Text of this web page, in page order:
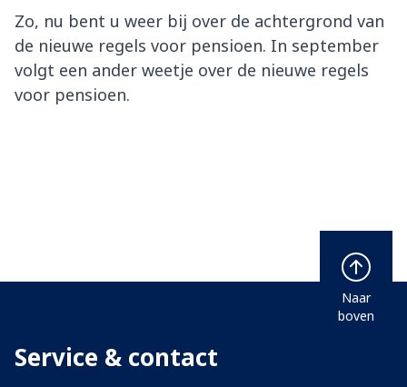
Zo, nu bent u weer bij over de achtergrond van
de nieuwe regels voor pensioen. In september
volgt een ander weetje over de nieuwe regels
voor pensioen.
Naar
boven
Service & contact